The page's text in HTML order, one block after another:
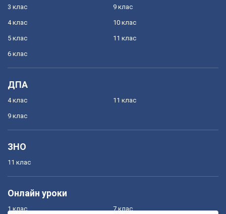
3 клас
4 клас
5 клас
6 клас
9 клас
10 клас
11 клас
ДПА
4 клас
9 клас
11 клас
ЗНО
11 клас
Онлайн уроки
1 клас 7 клас